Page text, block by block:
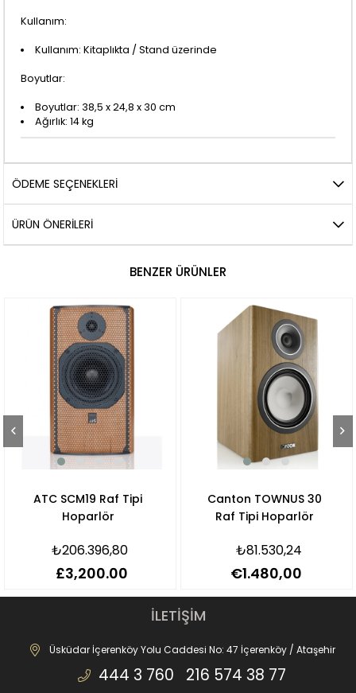
Kullanım:
Kullanım: Kitaplıkta / Stand üzerinde
Boyutlar:
Boyutlar: 38,5 x 24,8 x 30 cm
Ağırlık: 14 kg
ÖDEME SEÇENEKLERI
ÜRÜN ÖNERILERI
BENZER ÜRÜNLER
ATC SCM19 Raf Tipi
Hoparlör
₺206.396,80
£3,200.00
Canton TOWNUS 30
Raf Tipi Hoparlör
₺81.530,24
€1.480,00
İLETİŞİM
Üsküdar İçerenköy Yolu Caddesi No: 47 İçerenköy / Ataşehir
444 3 760 216 574 38 77